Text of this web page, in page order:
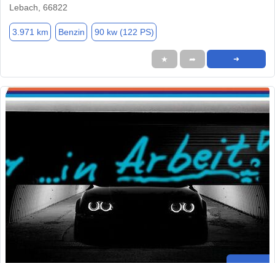
Lebach, 66822
3.971 km Benzin 90 kw (122 PS)
★ ➦ ➜